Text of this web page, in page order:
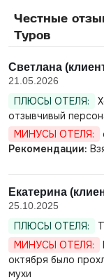
Честные
Туров
Светлана
21.05.2026
ПЛЮСЫ ОТЕЛЯ:
отзывчивый
МИНУСЫ ОТЕЛЯ:
Рекомендации:
Екатерина
25.10.2025
ПЛЮСЫ ОТЕЛЯ:
МИНУСЫ ОТЕЛЯ:
октября было
мухи